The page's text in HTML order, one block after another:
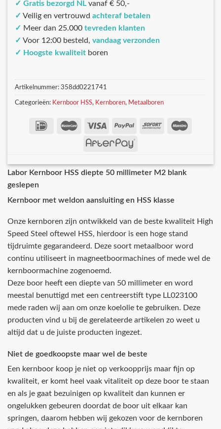
✓ Gratis bezorgd NL vanaf € 50,-
✓ Veilig en vertrouwd achteraf betalen
✓ Meer dan 25.000 tevreden klanten
✓ Voor 12:00 besteld, vandaag verzonden
✓ Hoogste kwaliteit boren
Artikelnummer: 358dd0221741
Categorieën: Kernboor HSS, Kernboren, Metaalboren
Labor Kernboor HSS diepte 50 millimeter M2 blank
geslepen
Kernboor met weldon aansluiting en HSS klasse
Onze kernboren zijn ontwikkeld van de beste kwaliteit High
Speed Steel oftewel HSS, hierdoor is een hoge stand
tijdruimte gegarandeerd. Deze soort metaalboor word
continu utiliseert in magneetboormachines of mede wel de
kernboormachine zogenoemd.
Deze boor heeft een diepte van 50 millimeter en word
meestal benuttigd met een centreerstift type LL023100
mede raden wij aan om onze koelolie te gebruiken. Deze
producten vind u bij de gerelateerde artikelen zo weet u
altijd dat u de juiste producten ingezet.
Niet de goedkoopste maar wel de beste
Een kernboor koop je niet op verkoopprijs maar fijn op
kwaliteit, er komt heel vaak vitaliteit op deze boor te staan
en als je gaat bezuinigen op kwaliteit dan kunnen er
ongelukken gebeuren doordat de boor uit elkaar kan
springen, daarom hebben wij gekozen voor de kernboren